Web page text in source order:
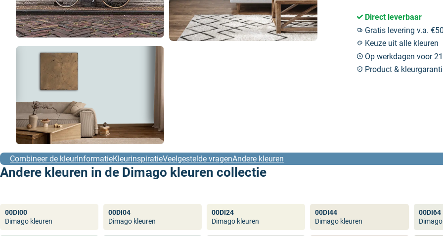
Direct leverbaar
Gratis levering v.a.
Keuze uit alle kleuren
Op werkdagen voor
Product &
Combineer de kleurInformatieKleurinspiratieVeelgestelde vragenAndere kleuren
Andere kleuren in de Dimago kleuren collectie
00DI00
Dimago kleuren
00DI04
Dimago kleuren
00DI24
Dimago kleuren
00DI44
Dimago kleuren
00DI64